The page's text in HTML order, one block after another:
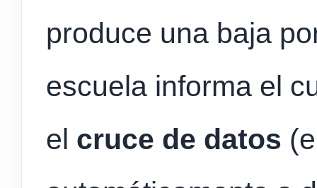
produce una baja
escuela informa el
el cruce de datos